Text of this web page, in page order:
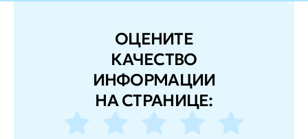
ОЦЕНИТЕ
КАЧЕСТВО
ИНФОРМАЦИИ
НА СТРАНИЦЕ: